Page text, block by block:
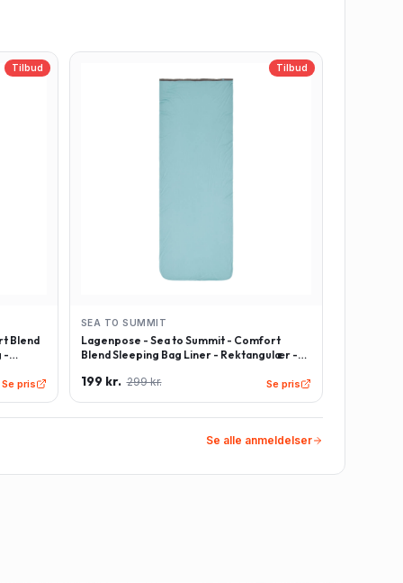
Tilbud
Blend
-
Se pris
Tilbud
SEA TO SUMMIT
Lagenpose - Sea to Summit - Comfort
Blend Sleeping Bag Liner - Rektangulær -
199 kr. 299 kr. Se pris
Se alle anmeldelser